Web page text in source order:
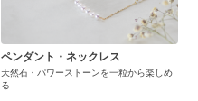
ペンダント・ネックレス
天然石・パワーストーンを一粒から楽しめ
る